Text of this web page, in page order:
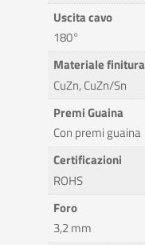
Uscita cavo
180°
Materiale finitura
CuZn, CuZn/Sn
Premi Guaina
Con premi guaina
Certificazioni
ROHS
Foro
3,2 mm